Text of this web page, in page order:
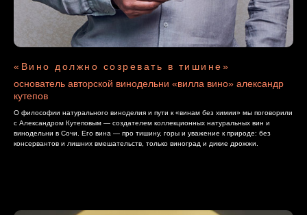
«Вино должно созревать в тишине»
основатель авторской винодельни «вилла вино» александр
кутепов
О философии натурального виноделия и пути к «винам без химии» мы поговорили
с Александром Кутеповым — создателем коллекционных натуральных вин и
винодельни в Сочи. Его вина — про тишину, горы и уважение к природе: без
консервантов и лишних вмешательств, только виноград и дикие дрожжи.